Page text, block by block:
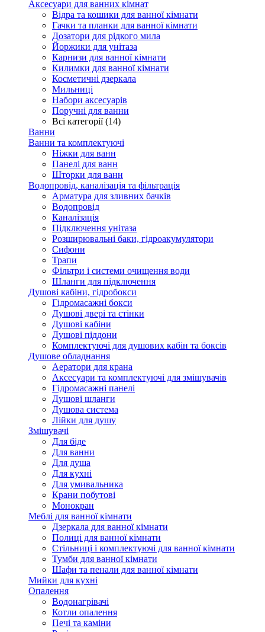
Аксесуари для ванних кімнат
Відра та кошики для ванної кімнати
Гачки та планки для ванної кімнати
Дозатори для рідкого мила
Йоржики для унітаза
Карнизи для ванної кімнати
Килимки для ванної кімнати
Косметичні дзеркала
Мильниці
Набори аксесуарів
Поручні для ванни
Всі категорії (14)
Ванни
Ванни та комплектуючі
Ніжки для ванн
Панелі для ванн
Шторки для ванн
Водопровід, каналізація та фільтрація
Арматура для зливних бачків
Водопровід
Каналізація
Підключення унітаза
Розширювальні баки, гідроакумулятори
Сифони
Трапи
Фільтри і системи очищення води
Шланги для підключення
Душові кабіни, гідробокси
Гідромасажні бокси
Душові двері та стінки
Душові кабіни
Душові піддони
Комплектуючі для душових кабін та боксів
Душове обладнання
Аератори для крана
Аксесуари та комплектуючі для змішувачів
Гідромасажні панелі
Душові шланги
Душова система
Лійки для душу
Змішувачі
Для біде
Для ванни
Для душа
Для кухні
Для умивальника
Крани побутові
Монокран
Меблі для ванної кімнати
Дзеркала для ванної кімнати
Полиці для ванної кімнати
Стільниці і комплектуючі для ванної кімнати
Тумби для ванної кімнати
Шафи та пенали для ванної кімнати
Мийки для кухні
Опалення
Водонагрівачі
Котли опалення
Печі та каміни